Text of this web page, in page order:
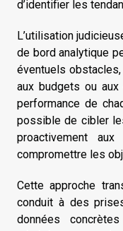
d’identifier les
L’utilisation
de bord analytique
éventuels
aux budgets ou aux
performance de
possible de cibler
proactivement
compromettre les
Cette approche
conduit à des
données